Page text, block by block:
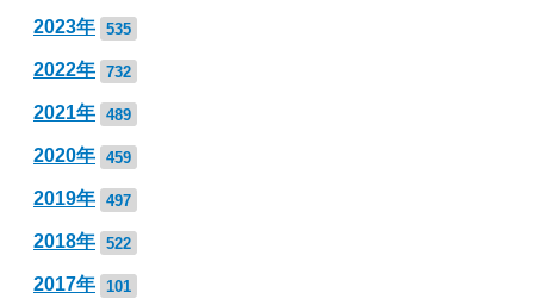
2023年 535
2022年 732
2021年 489
2020年 459
2019年 497
2018年 522
2017年 101